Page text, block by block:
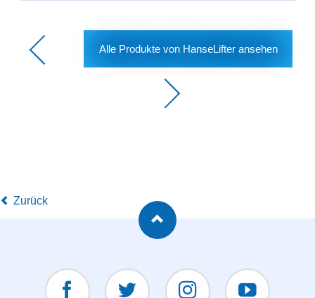
Alle Produkte von HanseLifter ansehen
Zurück